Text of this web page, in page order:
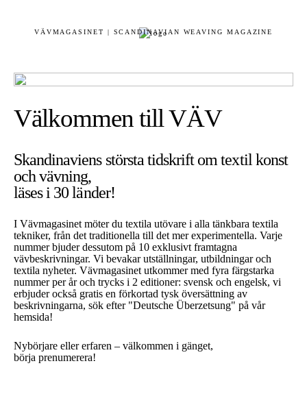
VÄVMAGASINET | SCANDINAVIAN WEAVING MAGAZINE
Välkommen till VÄV
Skandinaviens största tidskrift om textil konst
och vävning,
läses i 30 länder!
I Vävmagasinet möter du textila utövare i alla tänkbara textila
tekniker, från det traditionella till det mer experimentella. Varje
nummer bjuder dessutom på 10 exklusivt framtagna
vävbeskrivningar. Vi bevakar utställningar, utbildningar och
textila nyheter. Vävmagasinet utkommer med fyra färgstarka
nummer per år och trycks i 2 editioner: svensk och engelsk, vi
erbjuder också gratis en förkortad tysk översättning av
beskrivningarna, sök efter "Deutsche Überzetsung" på vår
hemsida!
Nybörjare eller erfaren – välkommen i gänget,
börja prenumerera!